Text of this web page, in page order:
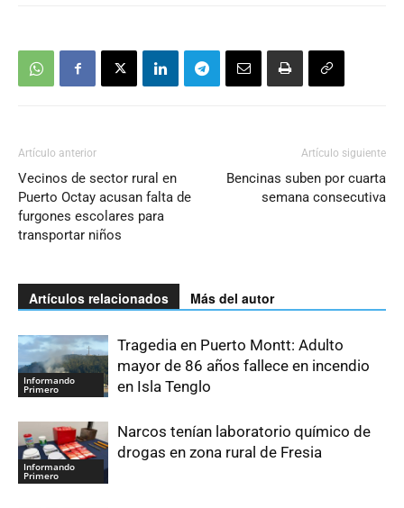
Artículo anterior
Vecinos de sector rural en
Puerto Octay acusan falta de
furgones escolares para
transportar niños
Artículo siguiente
Bencinas suben por cuarta
semana consecutiva
Artículos relacionados Más del autor
Informando
Primero
Tragedia en Puerto Montt: Adulto
mayor de 86 años fallece en incendio
en Isla Tenglo
Informando
Primero
Narcos tenían laboratorio químico de
drogas en zona rural de Fresia